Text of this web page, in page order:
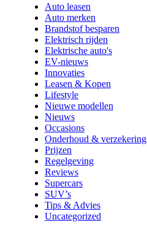
Auto leasen
Auto merken
Brandstof besparen
Elektrisch rijden
Elektrische auto's
EV-nieuws
Innovaties
Leasen & Kopen
Lifestyle
Nieuwe modellen
Nieuws
Occasions
Onderhoud & verzekering
Prijzen
Regelgeving
Reviews
Supercars
SUV’s
Tips & Advies
Uncategorized